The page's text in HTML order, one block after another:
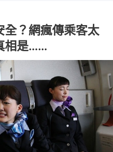
全？網瘋傳乘客太
相是……